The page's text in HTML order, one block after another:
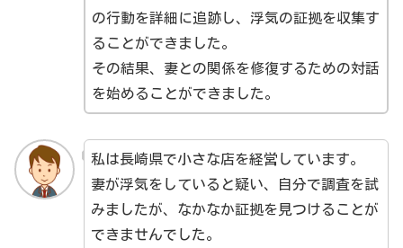
の行動を詳細に追跡し、浮気の証拠を収集す
ることができました。
その結果、妻との関係を修復するための対話
を始めることができました。
私は長崎県で小さな店を経営しています。
妻が浮気をしていると疑い、自分で調査を試
みましたが、なかなか証拠を見つけることが
できませんでした。